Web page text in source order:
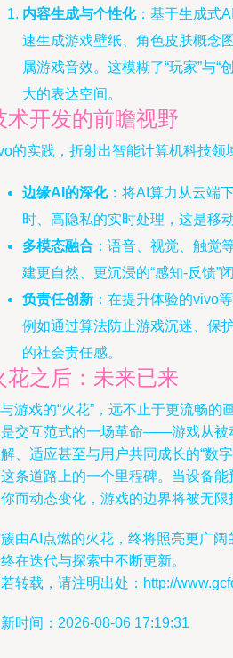
内容生成与个性化：基于生成式
速生成游戏壁纸、角色皮肤概念
属游戏音效。这模糊了“玩家”与“
大的表达空间。
术开发的前瞻视野
的实践，折射出智能计算机科技领
边缘AI的深化：将AI算力从云端
时、高隐私的实时处理，这是移
多模态融合 ：语音、视觉、触觉
建更自然、更沉浸的“感知-反馈”闭
负责任创新 ：在提升体验的vivo
例如通过算法防止游戏沉迷、保
的社会责任感。
花之后：未来已来
游戏的“火花”，远不止于更流畅的
交互范式的一场革命——游戏从被
、适应甚至与用户共同成长的“数
条道路上的一个里程碑。当设备
而动态变化，游戏的边界将被无限
由AI点燃的火花，终将照亮更广阔
在迭代与探索中不断更新。
转载，请注明出处：http://
时间：2026-08-06 17:19:31